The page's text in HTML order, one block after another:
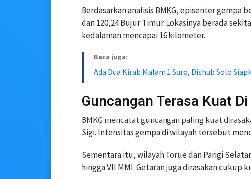
Berdasarkan analisis BMKG, episenter gempa
dan 120,24 Bujur Timur. Lokasinya berada
kedalaman mencapai 16 kilometer.
Baca juga:
Ada Dua Kirab Malam 1 Suro, Dishub Solo
Guncangan Terasa Kuat
BMKG mencatat guncangan paling kuat
Sigi. Intensitas gempa di wilayah tersebut
Sementara itu, wilayah Torue dan Parigi
hingga VII MMI. Getaran juga dirasakan cukup